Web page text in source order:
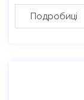
Подробиці